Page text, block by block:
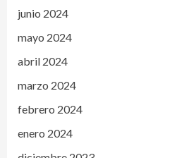
junio 2024
mayo 2024
abril 2024
marzo 2024
febrero 2024
enero 2024